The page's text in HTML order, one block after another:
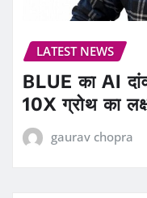
LATEST NEWS
BLUE का AI
10X ग्रोथ का
gaurav chopra